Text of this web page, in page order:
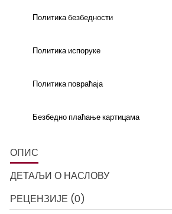
Политика безбедности
Политика испоруке
Политика повраћаја
Безбедно плаћање картицама
ОПИС
ДЕТАЉИ О НАСЛОВУ
РЕЦЕНЗИЈЕ (0)